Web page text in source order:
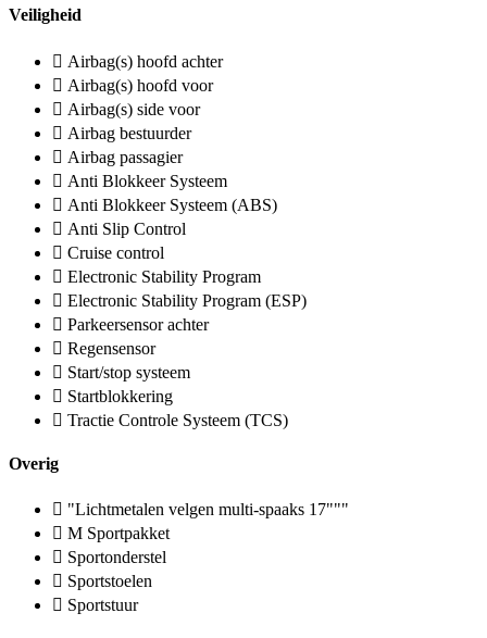
Veiligheid
Airbag(s) hoofd achter
Airbag(s) hoofd voor
Airbag(s) side voor
Airbag bestuurder
Airbag passagier
Anti Blokkeer Systeem
Anti Blokkeer Systeem (ABS)
Anti Slip Control
Cruise control
Electronic Stability Program
Electronic Stability Program (ESP)
Parkeersensor achter
Regensensor
Start/stop systeem
Startblokkering
Tractie Controle Systeem (TCS)
Overig
"Lichtmetalen velgen multi-spaaks 17"""
M Sportpakket
Sportonderstel
Sportstoelen
Sportstuur